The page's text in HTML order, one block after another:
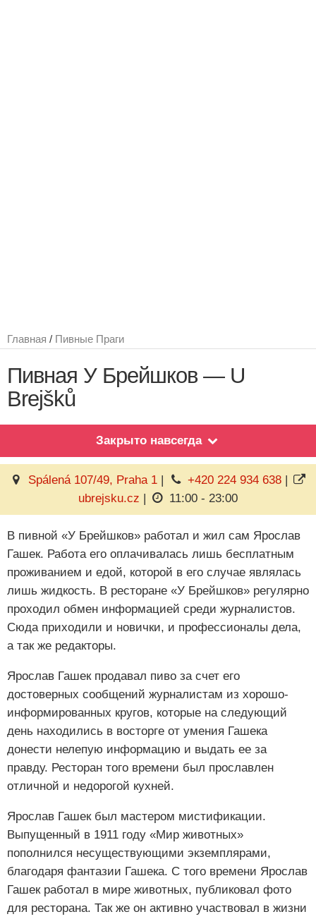
Главная / Пивные Праги
Пивная У Брейшков — U
Brejšků
Закрыто навсегда
Spálená 107/49, Praha 1 | +420 224 934 638|
ubrejsku.cz | 11:00 - 23:00
В пивной «У Брейшков» работал и жил сам Ярослав
Гашек. Работа его оплачивалась лишь бесплатным
проживанием и едой, которой в его случае являлась
лишь жидкость. В ресторане «У Брейшков» регулярно
проходил обмен информацией среди журналистов.
Сюда приходили и новички, и профессионалы дела,
а так же редакторы.
Ярослав Гашек продавал пиво за счет его
достоверных сообщений журналистам из хорошо-
информированных кругов, которые на следующий
день находились в восторге от умения Гашека
донести нелепую информацию и выдать ее за
правду. Ресторан того времени был прославлен
отличной и недорогой кухней.
Ярослав Гашек был мастером мистификации.
Выпущенный в 1911 году «Мир животных»
пополнился несуществующими экземплярами,
благодаря фантазии Гашека. С того времени Ярослав
Гашек работал в мире животных, публиковал фото
для ресторана. Так же он активно участвовал в жизни